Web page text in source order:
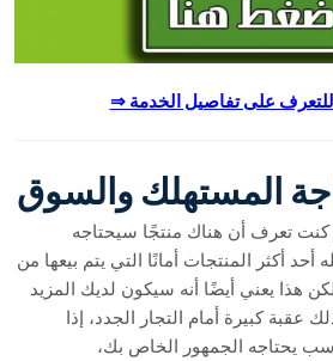
على تفاصيل الخدمة ⇒
المستهلك والسوق
تعرف أن هناك منتجًا سيحتاجه
أحد أكثر المنتجات أمانًا التي يتم بيعها من
هذا يعني أيضًا أنه سيكون لديك المزيد
عقبة كبيرة أمام التجار الجدد، إذا
يحتاجه الجمهور الخاص بك،